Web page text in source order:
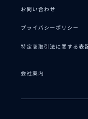
お問い合わせ
プライバシーポリシー
特定商取引法に関する表
会社案内